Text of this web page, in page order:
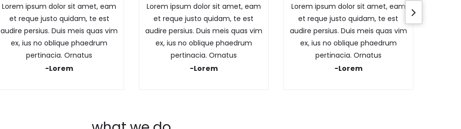
Lorem ipsum dolor sit amet, eam
et reque justo quidam, te est
audire persius. Duis meis quas vim
ex, ius no oblique phaedrum
pertinacia. Ornatus
-Lorem
Lorem ipsum dolor sit amet, eam
et reque justo quidam, te est
audire persius. Duis meis quas vim
ex, ius no oblique phaedrum
pertinacia. Ornatus
-Lorem
Lorem ipsum dolor sit amet, eam
et reque justo quidam, te est
audire persius. Duis meis quas vim
ex, ius no oblique phaedrum
pertinacia. Ornatus
-Lorem